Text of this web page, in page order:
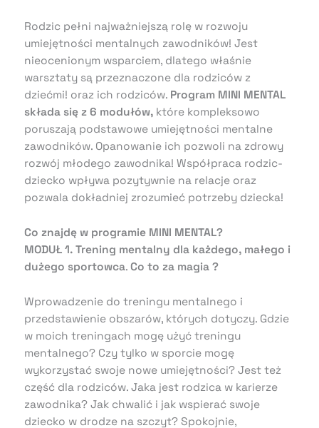
Rodzic pełni najważniejszą rolę w rozwoju
umiejętności mentalnych zawodników! Jest
nieocenionym wsparciem, dlatego właśnie
warsztaty są przeznaczone dla rodziców z
dziećmi! oraz ich rodziców. Program MINI MENTAL
składa się z 6 modułów,które kompleksowo
poruszają podstawowe umiejętności mentalne
zawodników. Opanowanie ich pozwoli na zdrowy
rozwój młodego zawodnika! Współpraca rodzic-
dziecko wpływa pozytywnie na relacje oraz
pozwala dokładniej zrozumieć potrzeby dziecka!
Co znajdę w programie MINI MENTAL?
MODUŁ 1. Trening mentalny dla każdego, małego i
dużego sportowca. Co to za magia ?
Wprowadzenie do treningu mentalnego i
przedstawienie obszarów, których dotyczy. Gdzie
w moich treningach mogę użyć treningu
mentalnego? Czy tylko w sporcie mogę
wykorzystać swoje nowe umiejętności? Jest też
część dla rodziców. Jaka jest rodzica w karierze
zawodnika? Jak chwalić i jak wspierać swoje
dziecko w drodze na szczyt? Spokojnie,